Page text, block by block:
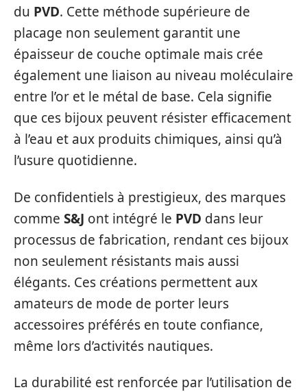
du PVD. Cette méthode supérieure de
placage non seulement garantit une
épaisseur de couche optimale mais crée
également une liaison au niveau moléculaire
entre l’or et le métal de base. Cela signifie
que ces bijoux peuvent résister efficacement
à l’eau et aux produits chimiques, ainsi qu’à
l’usure quotidienne.
De confidentiels à prestigieux, des marques
comme S&J ont intégré le PVD dans leur
processus de fabrication, rendant ces bijoux
non seulement résistants mais aussi
élégants. Ces créations permettent aux
amateurs de mode de porter leurs
accessoires préférés en toute confiance,
même lors d’activités nautiques.
La durabilité est renforcée par l’utilisation de